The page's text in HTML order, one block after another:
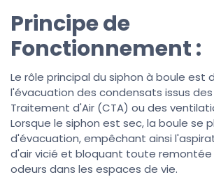
Principe de
Fonctionnement :
Le rôle principal du siphon à boule est
l'évacuation des condensats issus
Traitement d'Air (CTA) ou des
Lorsque le siphon est sec, la boule se
d'évacuation, empêchant ainsi
d'air vicié et bloquant toute remontée
odeurs dans les espaces de vie.